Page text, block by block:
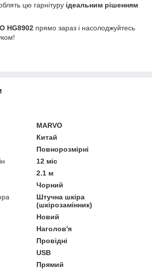
цю гарнітуру ідеальним рішенням
HG8902 прямо зараз і насолоджуйтесь
MARVO
Китай
Повнорозмірні
12 міс
2.1 м
Чорний
Штучна шкіра
(шкірозамінник)
Новий
Наголов'я
Провідні
USB
Прямий